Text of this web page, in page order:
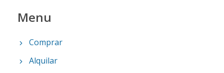
Menu
Comprar
Alquilar